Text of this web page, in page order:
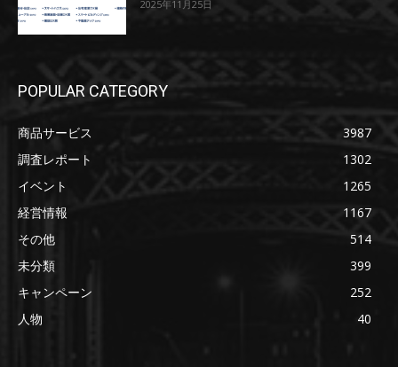
2025年11月25日
POPULAR CATEGORY
商品サービス
3987
調査レポート
1302
イベント
1265
経営情報
1167
その他
514
未分類
399
キャンペーン
252
人物
40